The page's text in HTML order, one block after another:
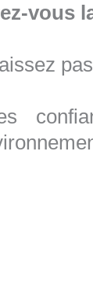
vous